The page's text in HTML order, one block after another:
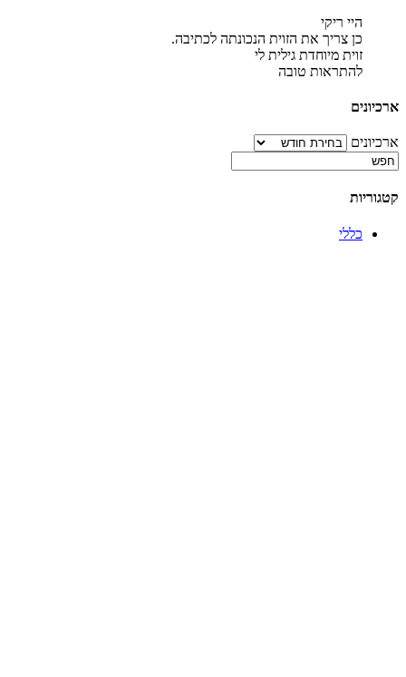
היי ריקי
כן צריך את הזוית הנכונתה לכתיבה.
זוית מיוחדת גילית לי
להתראות טובה
ארכיונים
ארכיונים
קטגוריות
כללי